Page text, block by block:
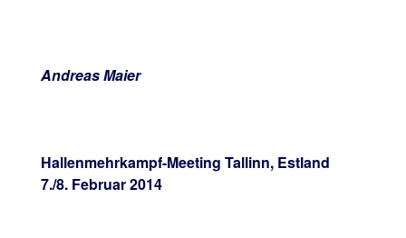
Andreas Maier
Hallenmehrkampf-Meeting Tallinn, Estland
7./8. Februar 2014